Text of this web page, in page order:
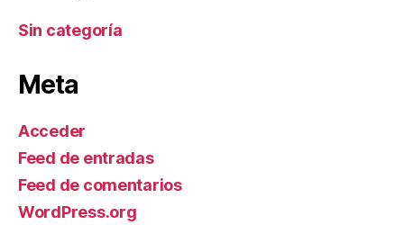
Sin categoría
Meta
Acceder
Feed de entradas
Feed de comentarios
WordPress.org